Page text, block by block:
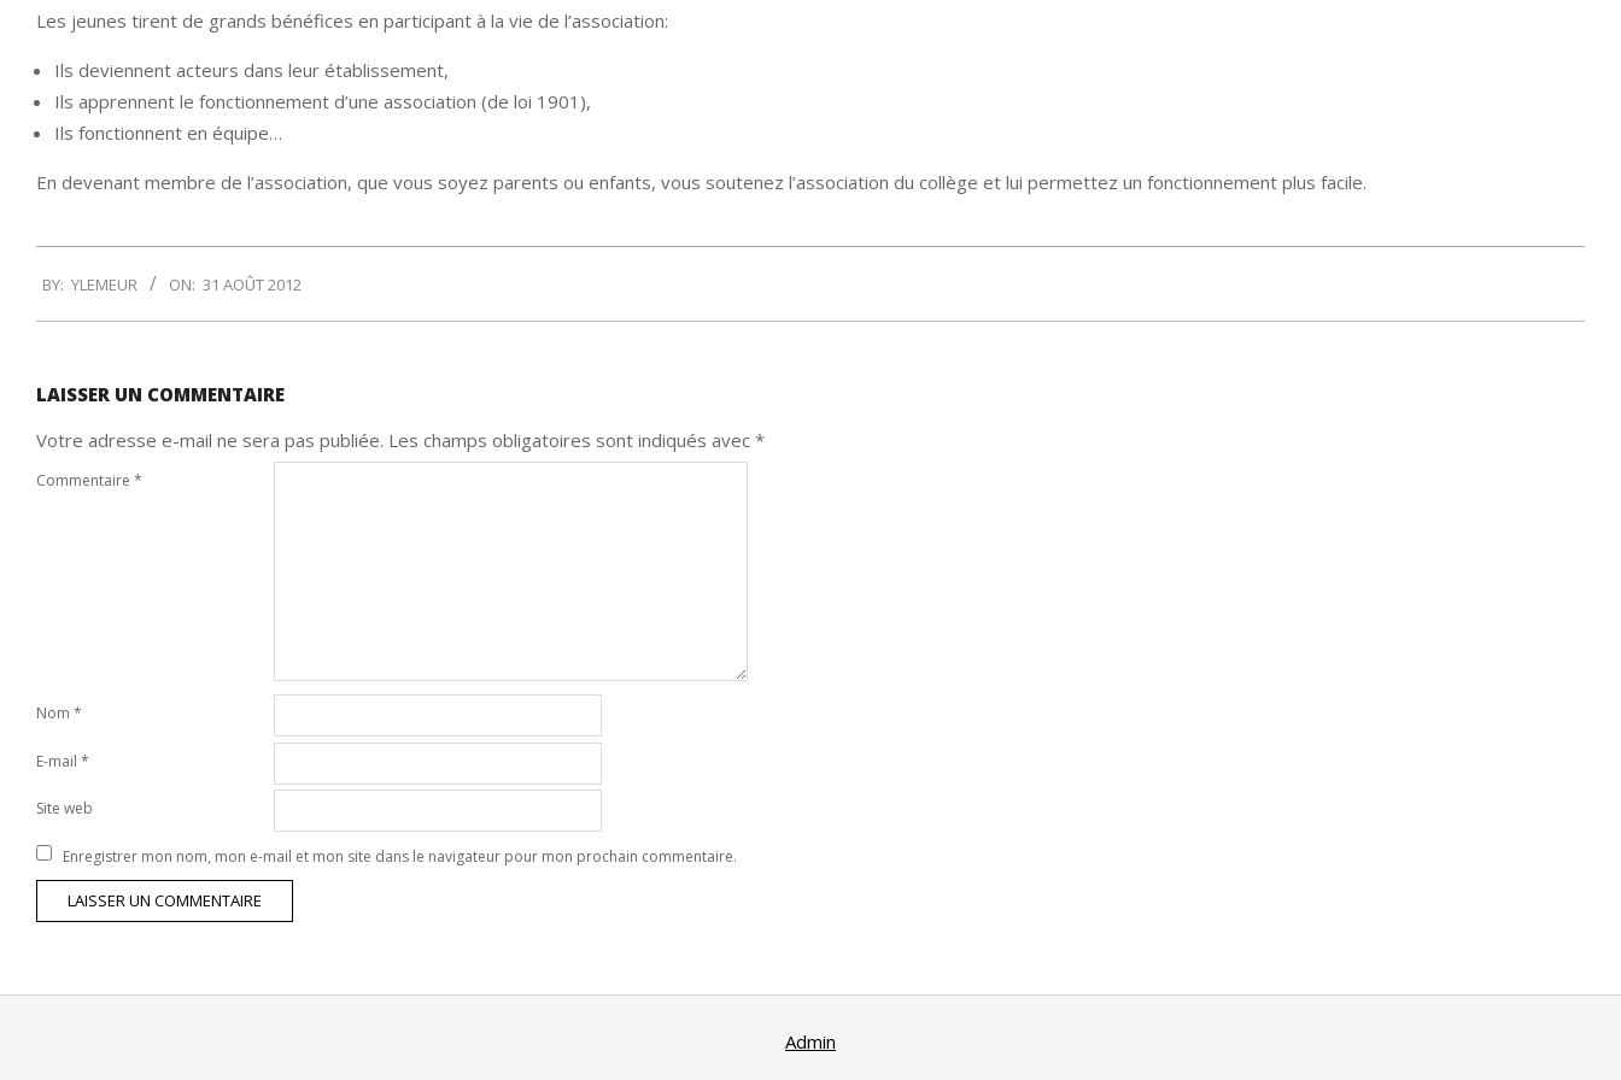
Les jeunes tirent de grands bénéfices en participant à la vie de l’association:
Ils deviennent acteurs dans leur établissement,
Ils apprennent le fonctionnement d’une association (de loi 1901),
Ils fonctionnent en équipe…
En devenant membre de l’association, que vous soyez parents ou enfants, vous soutenez l’association du collège et lui permettez un fonctionnement plus facile.
08-
31
BY: YLEMEUR ON: 31 AOÛT 2012
LAISSER UN COMMENTAIRE
Votre adresse e-mail ne sera pas publiée. Les champs obligatoires sont indiqués avec *
Commentaire *
Nom *
E-mail *
Site web
Enregistrer mon nom, mon e-mail et mon site dans le navigateur pour mon prochain commentaire.
Admin